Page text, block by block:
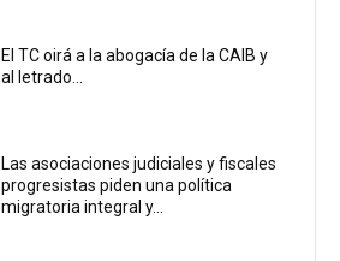
El TC oirá a la abogacía de la CAIB y
al letrado...
Las asociaciones judiciales y fiscales
progresistas piden una política
migratoria integral y...